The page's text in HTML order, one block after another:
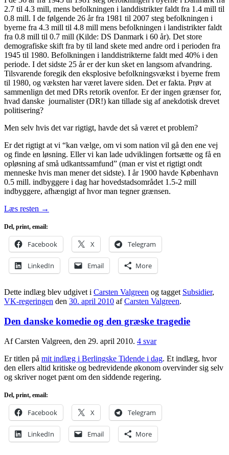
2.7 til 4.3 mill, mens befolkningen i landdistrikter faldt fra 1.4 mill til
0.8 mill. I de følgende 26 år fra 1981 til 2007 steg befolkningen i
byerne fra 4.3 mill til 4.8 mill mens befolkningen i landistrikter faldt
fra 0.8 mill til 0.7 mill (Kilde: DS Danmark i 60 år). Det store
demografiske skift fra by til land skete med andre ord i perioden fra
1945 til 1980. Befolkningen i landdistrikterne faldt med 40% i den
periode. I det sidste 25 år er der kun sket en langsom afvandring.
Tilsvarende foregik den eksplosive befolkningsvækst i byerne frem
til 1980, og væksten har været lavere siden. Det er fakta. Prøv at
sammenlign det med DRs retorik ovenfor. Er der ingen grænser for,
hvad danske journalister (DR!) kan tillade sig af anekdotisk drevet
politisering?
Men selv hvis det var rigtigt, havde det så været et problem?
Er det rigtigt at vi “kan vælge, om vi som nation vil gå den ene vej
og finde en løsning. Eller vi kan lade udviklingen fortsætte og få en
opløsning af små udkantssamfund” (man er vist et rigtigt ondt
menneske hvis man mener det sidste). I år 1900 havde København
0.5 mill. indbyggere i dag har hovedstadsområdet 1.5-2 mill
indbyggere, afhængigt af hvor man tegner grænsen.
Læs resten →
Del, print, email:
Facebook X Telegram
LinkedIn Email More
Dette indlæg blev udgivet i Carsten Valgreen og tagget Subsidier,
VK-regeringen den 30. april 2010 afCarsten Valgreen.
Den danske komedie og den græske tragedie
Af Carsten Valgreen, den 29. april 2010. 4 svar
Er titlen på mit indlæg i Berlingske Tidende i dag. Et indlæg, hvor
den ellers altid kritiske og bedrevidende økonom overvinder sig selv
og skriver noget pænt om den siddende regering.
Del, print, email:
Facebook X Telegram
LinkedIn Email More